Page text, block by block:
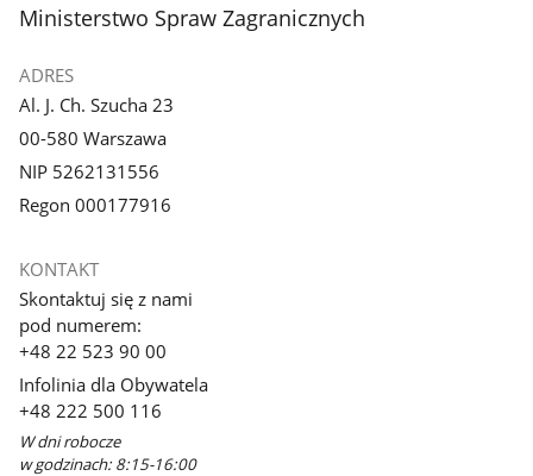
stopka
Ministerstwo Spraw Zagranicznych
ADRES
Al. J. Ch. Szucha 23
00-580 Warszawa
NIP 5262131556
Regon 000177916
KONTAKT
Skontaktuj się z nami
pod numerem:
+48 22 523 90 00
Infolinia dla Obywatela
+48 222 500 116
W dni robocze
w godzinach: 8:15-16:00